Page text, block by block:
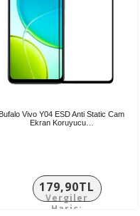
Bufalo Vivo Y04 ESD Anti Static Cam
Ekran Koruyucu…
179,90TL
Vergiler
Hariç: